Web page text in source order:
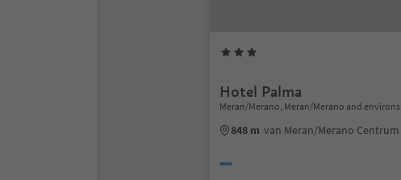
Hotel Palma
Meran/Merano, Meran/Merano and environs
848 m van Meran/Merano Centrum